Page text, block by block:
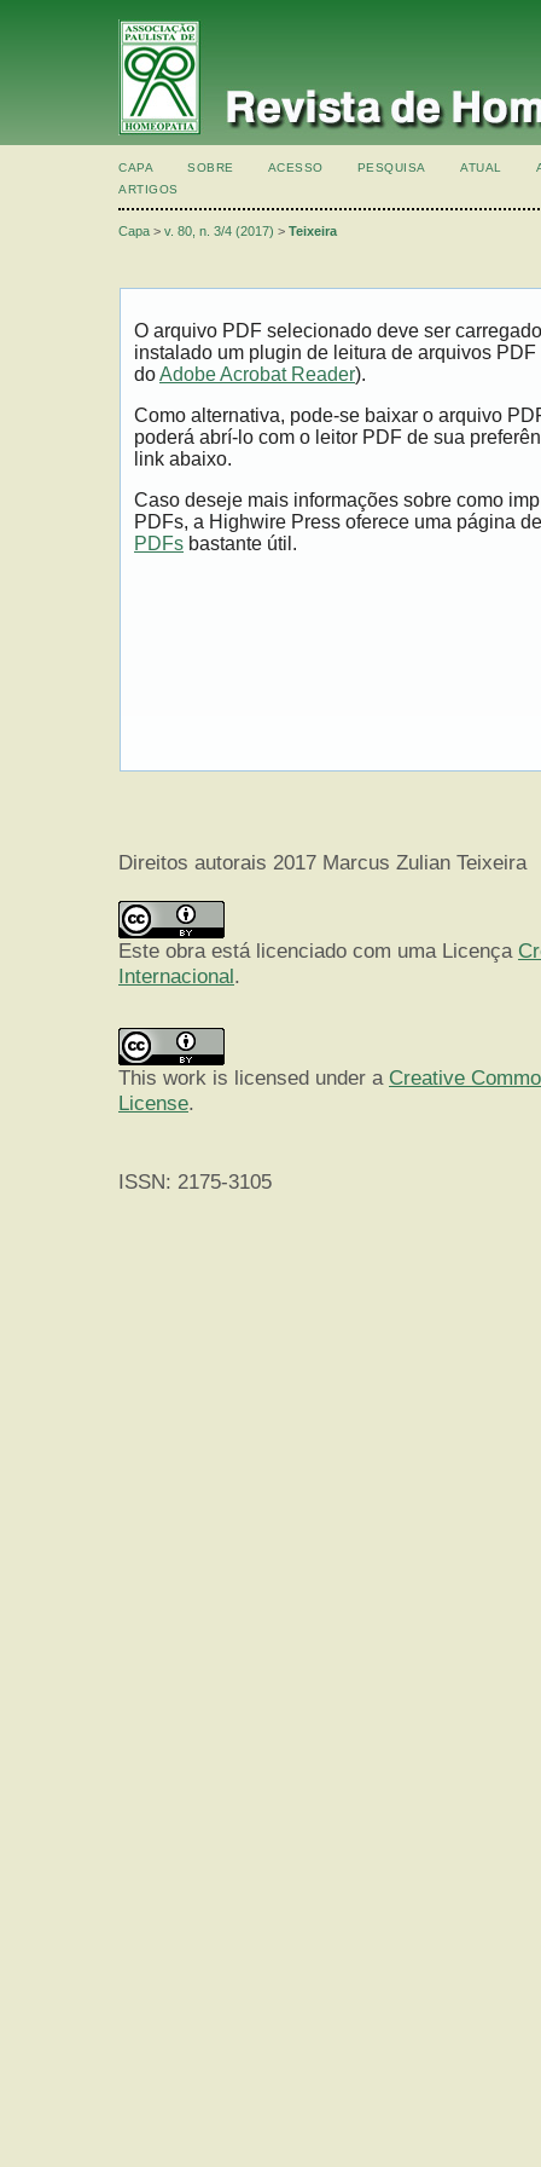
CAPA SOBRE ACESSO PESQUISA ATUAL
ARTIGOS
Capa > v. 80, n. 3/4 (2017) > Teixeira
O arquivo PDF selecionado deve ser
instalado um plugin de leitura de arquivos
doAdobe Acrobat Reader).
Como alternativa, pode-se baixar o arquivo
poderá abrí-lo com o leitor PDF de sua
link abaixo.
Caso deseje mais informações sobre como
PDFs, a Highwire Press oferece uma página
PDFs bastante útil.
Direitos autorais 2017 Marcus Zulian Teixeira
Este obra está licenciado com uma Licença
Internacional.
This work is licensed under a Creative
License.
ISSN: 2175-3105